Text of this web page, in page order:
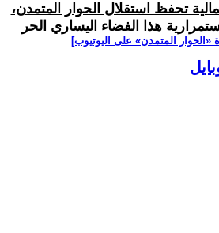
تحفظ استقلال الحوار المتمدن،
هذا الفضاء اليساري الحر
‫«الحوار المتمدن» على اليوتيوب]